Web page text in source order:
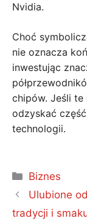
Nvidia.
Choć
nie oznacza
inwestując
chipów. Jeśli te
odzyskać
technologii.
Kategorie
Biznes
Ulubione
tradycji i